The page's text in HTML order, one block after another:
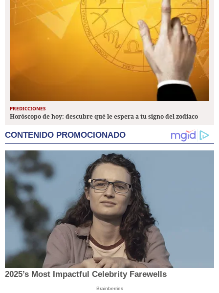
PREDICCIONES
Horóscopo de hoy: descubre qué le espera a tu signo del zodiaco
CONTENIDO PROMOCIONADO
2025’s Most Impactful Celebrity Farewells
Brainberries